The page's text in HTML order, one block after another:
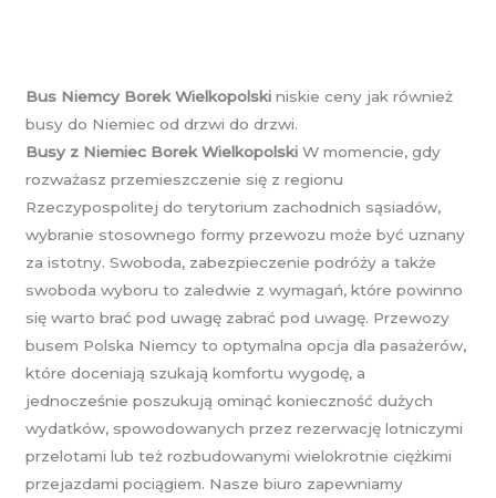
Bus Niemcy Borek Wielkopolski niskie ceny jak również
busy do Niemiec od drzwi do drzwi.
Busy z Niemiec Borek Wielkopolski W momencie, gdy
rozważasz przemieszczenie się z regionu
Rzeczypospolitej do terytorium zachodnich sąsiadów,
wybranie stosownego formy przewozu może być uznany
za istotny. Swoboda, zabezpieczenie podróży a także
swoboda wyboru to zaledwie z wymagań, które powinno
się warto brać pod uwagę zabrać pod uwagę. Przewozy
busem Polska Niemcy to optymalna opcja dla pasażerów,
które doceniają szukają komfortu wygodę, a
jednocześnie poszukują ominąć konieczność dużych
wydatków, spowodowanych przez rezerwację lotniczymi
przelotami lub też rozbudowanymi wielokrotnie ciężkimi
przejazdami pociągiem. Nasze biuro zapewniamy